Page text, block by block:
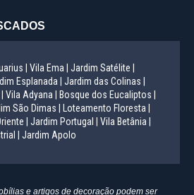
| Vila Ema |
Jardim Satélite |
Esplanada |
Jardim das Colinas |
Vila Adyana |
Bosque dos Eucaliptos |
São Dimas |
Loteamento Floresta |
| Jardim Portugal |
Vila Betânia |
| Jardim Apolo
e artigos de decoração podem ser